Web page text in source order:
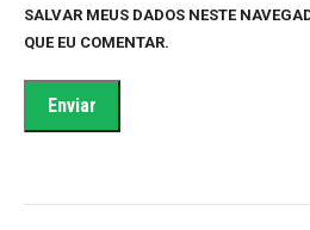
SALVAR MEUS DADOS NESTE
QUE EU COMENTAR.